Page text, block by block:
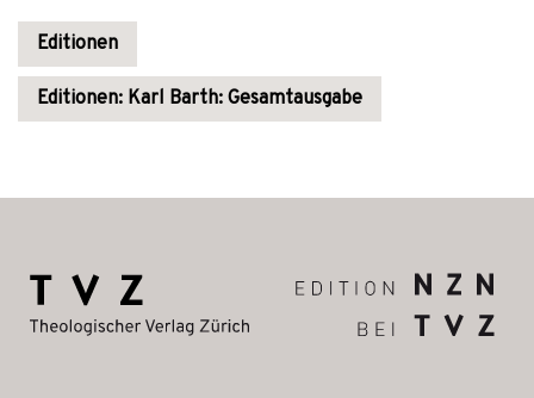
Editionen
Editionen: Karl Barth: Gesamtausgabe